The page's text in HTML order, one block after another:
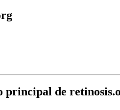
principal de